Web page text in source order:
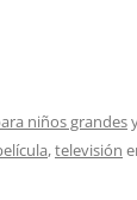
niños grandes
,televisión